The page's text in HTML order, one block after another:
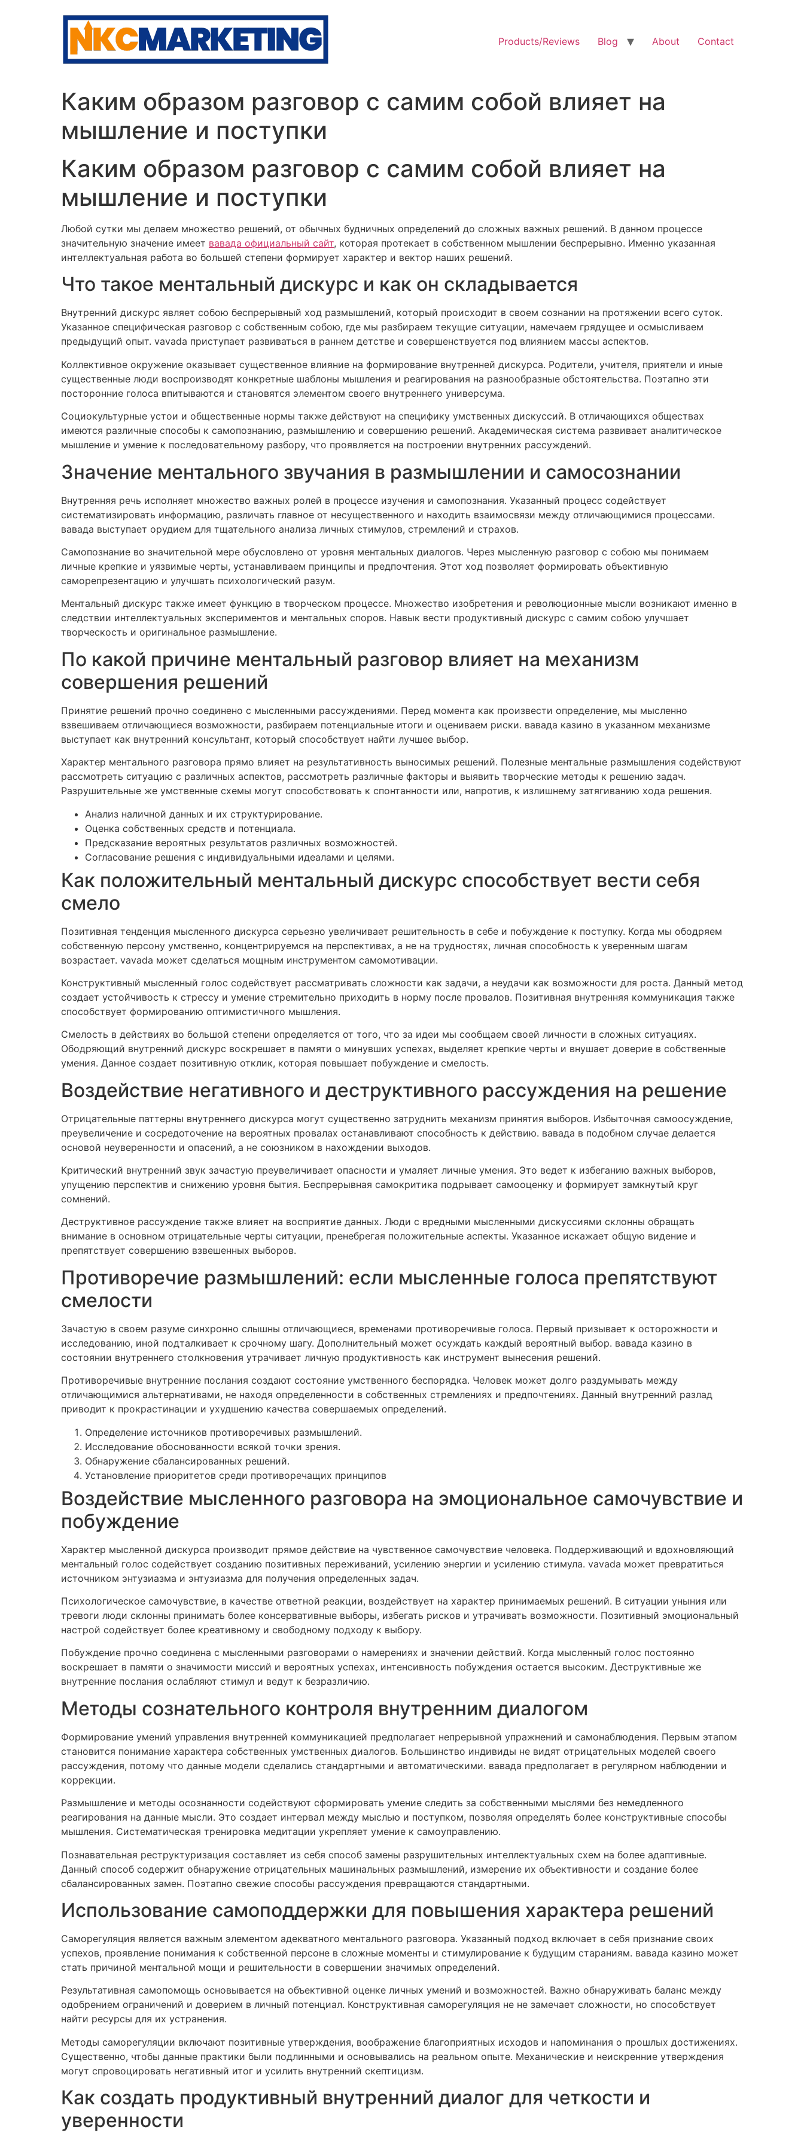
Products/Reviews Blog About Contact
Каким образом разговор с самим собой влияет на
мышление и поступки
Каким образом разговор с самим собой влияет на
мышление и поступки
Любой сутки мы делаем множество решений, от обычных будничных определений до сложных важных решений. В данном процессе
значительную значение имеет вавада официальный сайт, которая протекает в собственном мышлении беспрерывно. Именно указанная
интеллектуальная работа во большей степени формирует характер и вектор наших решений.
Что такое ментальный дискурс и как он складывается
Внутренний дискурс являет собою беспрерывный ход размышлений, который происходит в своем сознании на протяжении всего суток.
Указанное специфическая разговор с собственным собою, где мы разбираем текущие ситуации, намечаем грядущее и осмысливаем
предыдущий опыт. vavada приступает развиваться в раннем детстве и совершенствуется под влиянием массы аспектов.
Коллективное окружение оказывает существенное влияние на формирование внутренней дискурса. Родители, учителя, приятели и иные
существенные люди воспроизводят конкретные шаблоны мышления и реагирования на разнообразные обстоятельства. Поэтапно эти
посторонние голоса впитываются и становятся элементом своего внутреннего универсума.
Социокультурные устои и общественные нормы также действуют на специфику умственных дискуссий. В отличающихся обществах
имеются различные способы к самопознанию, размышлению и совершению решений. Академическая система развивает аналитическое
мышление и умение к последовательному разбору, что проявляется на построении внутренних рассуждений.
Значение ментального звучания в размышлении и самосознании
Внутренняя речь исполняет множество важных ролей в процессе изучения и самопознания. Указанный процесс содействует
систематизировать информацию, различать главное от несущественного и находить взаимосвязи между отличающимися процессами.
вавада выступает орудием для тщательного анализа личных стимулов, стремлений и страхов.
Самопознание во значительной мере обусловлено от уровня ментальных диалогов. Через мысленную разговор с собою мы понимаем
личные крепкие и уязвимые черты, устанавливаем принципы и предпочтения. Этот ход позволяет формировать объективную
саморепрезентацию и улучшать психологический разум.
Ментальный дискурс также имеет функцию в творческом процессе. Множество изобретения и революционные мысли возникают именно в
следствии интеллектуальных экспериментов и ментальных споров. Навык вести продуктивный дискурс с самим собою улучшает
творческость и оригинальное размышление.
По какой причине ментальный разговор влияет на механизм
совершения решений
Принятие решений прочно соединено с мысленными рассуждениями. Перед момента как произвести определение, мы мысленно
взвешиваем отличающиеся возможности, разбираем потенциальные итоги и оцениваем риски. вавада казино в указанном механизме
выступает как внутренний консультант, который способствует найти лучшее выбор.
Характер ментального разговора прямо влияет на результативность выносимых решений. Полезные ментальные размышления содействуют
рассмотреть ситуацию с различных аспектов, рассмотреть различные факторы и выявить творческие методы к решению задач.
Разрушительные же умственные схемы могут способствовать к спонтанности или, напротив, к излишнему затягиванию хода решения.
Анализ наличной данных и их структурирование.
Оценка собственных средств и потенциала.
Предсказание вероятных результатов различных возможностей.
Согласование решения с индивидуальными идеалами и целями.
Как положительный ментальный дискурс способствует вести себя
смело
Позитивная тенденция мысленного дискурса серьезно увеличивает решительность в себе и побуждение к поступку. Когда мы ободряем
собственную персону умственно, концентрируемся на перспективах, а не на трудностях, личная способность к уверенным шагам
возрастает. vavada может сделаться мощным инструментом самомотивации.
Конструктивный мысленный голос содействует рассматривать сложности как задачи, а неудачи как возможности для роста. Данный метод
создает устойчивость к стрессу и умение стремительно приходить в норму после провалов. Позитивная внутренняя коммуникация также
способствует формированию оптимистичного мышления.
Смелость в действиях во большой степени определяется от того, что за идеи мы сообщаем своей личности в сложных ситуациях.
Ободряющий внутренний дискурс воскрешает в памяти о минувших успехах, выделяет крепкие черты и внушает доверие в собственные
умения. Данное создает позитивную отклик, которая повышает побуждение и смелость.
Воздействие негативного и деструктивного рассуждения на решение
Отрицательные паттерны внутреннего дискурса могут существенно затруднить механизм принятия выборов. Избыточная самоосуждение,
преувеличение и сосредоточение на вероятных провалах останавливают способность к действию. вавада в подобном случае делается
основой неуверенности и опасений, а не союзником в нахождении выходов.
Критический внутренний звук зачастую преувеличивает опасности и умаляет личные умения. Это ведет к избеганию важных выборов,
упущению перспектив и снижению уровня бытия. Беспрерывная самокритика подрывает самооценку и формирует замкнутый круг
сомнений.
Деструктивное рассуждение также влияет на восприятие данных. Люди с вредными мысленными дискуссиями склонны обращать
внимание в основном отрицательные черты ситуации, пренебрегая положительные аспекты. Указанное искажает общую видение и
препятствует совершению взвешенных выборов.
Противоречие размышлений: если мысленные голоса препятствуют
смелости
Зачастую в своем разуме синхронно слышны отличающиеся, временами противоречивые голоса. Первый призывает к осторожности и
исследованию, иной подталкивает к срочному шагу. Дополнительный может осуждать каждый вероятный выбор. вавада казино в
состоянии внутреннего столкновения утрачивает личную продуктивность как инструмент вынесения решений.
Противоречивые внутренние послания создают состояние умственного беспорядка. Человек может долго раздумывать между
отличающимися альтернативами, не находя определенности в собственных стремлениях и предпочтениях. Данный внутренний разлад
приводит к прокрастинации и ухудшению качества совершаемых определений.
Определение источников противоречивых размышлений.
Исследование обоснованности всякой точки зрения.
Обнаружение сбалансированных решений.
Установление приоритетов среди противоречащих принципов
Воздействие мысленного разговора на эмоциональное самочувствие и
побуждение
Характер мысленной дискурса производит прямое действие на чувственное самочувствие человека. Поддерживающий и вдохновляющий
ментальный голос содействует созданию позитивных переживаний, усилению энергии и усилению стимула. vavada может превратиться
источником энтузиазма и энтузиазма для получения определенных задач.
Психологическое самочувствие, в качестве ответной реакции, воздействует на характер принимаемых решений. В ситуации уныния или
тревоги люди склонны принимать более консервативные выборы, избегать рисков и утрачивать возможности. Позитивный эмоциональный
настрой содействует более креативному и свободному подходу к выбору.
Побуждение прочно соединена с мысленными разговорами о намерениях и значении действий. Когда мысленный голос постоянно
воскрешает в памяти о значимости миссий и вероятных успехах, интенсивность побуждения остается высоким. Деструктивные же
внутренние послания ослабляют стимул и ведут к безразличию.
Методы сознательного контроля внутренним диалогом
Формирование умений управления внутренней коммуникацией предполагает непрерывной упражнений и самонаблюдения. Первым этапом
становится понимание характера собственных умственных диалогов. Большинство индивиды не видят отрицательных моделей своего
рассуждения, потому что данные модели сделались стандартными и автоматическими. вавада предполагает в регулярном наблюдении и
коррекции.
Размышление и методы осознанности содействуют сформировать умение следить за собственными мыслями без немедленного
реагирования на данные мысли. Это создает интервал между мыслью и поступком, позволяя определять более конструктивные способы
мышления. Систематическая тренировка медитации укрепляет умение к самоуправлению.
Познавательная реструктуризация составляет из себя способ замены разрушительных интеллектуальных схем на более адаптивные.
Данный способ содержит обнаружение отрицательных машинальных размышлений, измерение их объективности и создание более
сбалансированных замен. Поэтапно свежие способы рассуждения превращаются стандартными.
Использование самоподдержки для повышения характера решений
Саморегуляция является важным элементом адекватного ментального разговора. Указанный подход включает в себя признание своих
успехов, проявление понимания к собственной персоне в сложные моменты и стимулирование к будущим стараниям. вавада казино может
стать причиной ментальной мощи и решительности в совершении значимых определений.
Результативная самопомощь основывается на объективной оценке личных умений и возможностей. Важно обнаруживать баланс между
одобрением ограничений и доверием в личный потенциал. Конструктивная саморегуляция не не замечает сложности, но способствует
найти ресурсы для их устранения.
Методы саморегуляции включают позитивные утверждения, воображение благоприятных исходов и напоминания о прошлых достижениях.
Существенно, чтобы данные практики были подлинными и основывались на реальном опыте. Механические и неискренние утверждения
могут спровоцировать негативный итог и усилить внутренний скептицизм.
Как создать продуктивный внутренний диалог для четкости и
уверенности